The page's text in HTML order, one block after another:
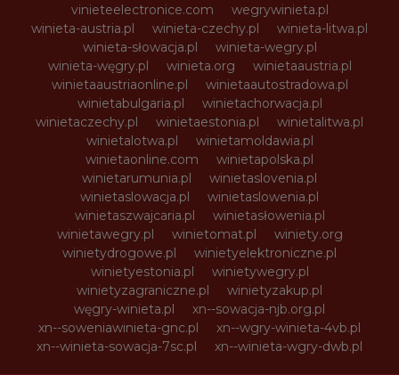
vinieteelectronice.com
wegrywinieta.pl
winieta-austria.pl
winieta-czechy.pl
winieta-litwa.pl
winieta-słowacja.pl
winieta-wegry.pl
winieta-węgry.pl
winieta.org
winietaaustria.pl
winietaaustriaonline.pl
winietaautostradowa.pl
winietabulgaria.pl
winietachorwacja.pl
winietaczechy.pl
winietaestonia.pl
winietalitwa.pl
winietalotwa.pl
winietamoldawia.pl
winietaonline.com
winietapolska.pl
winietarumunia.pl
winietaslovenia.pl
winietaslowacja.pl
winietaslowenia.pl
winietaszwajcaria.pl
winietasłowenia.pl
winietawegry.pl
winietomat.pl
winiety.org
winietydrogowe.pl
winietyelektroniczne.pl
winietyestonia.pl
winietywegry.pl
winietyzagraniczne.pl
winietyzakup.pl
węgry-winieta.pl
xn--sowacja-njb.org.pl
xn--soweniawinieta-gnc.pl
xn--wgry-winieta-4vb.pl
xn--winieta-sowacja-7sc.pl
xn--winieta-wgry-dwb.pl